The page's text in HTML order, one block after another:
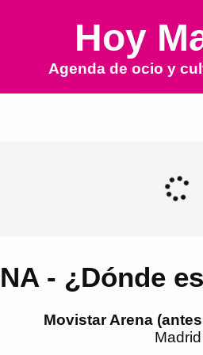
Hoy
Agenda de ocio y
- ¿Dónde
Movistar Arena
Madrid